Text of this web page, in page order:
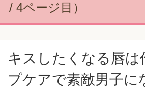
/ 4ページ目）
キスしたくなる唇は
プケアで素敵男子に